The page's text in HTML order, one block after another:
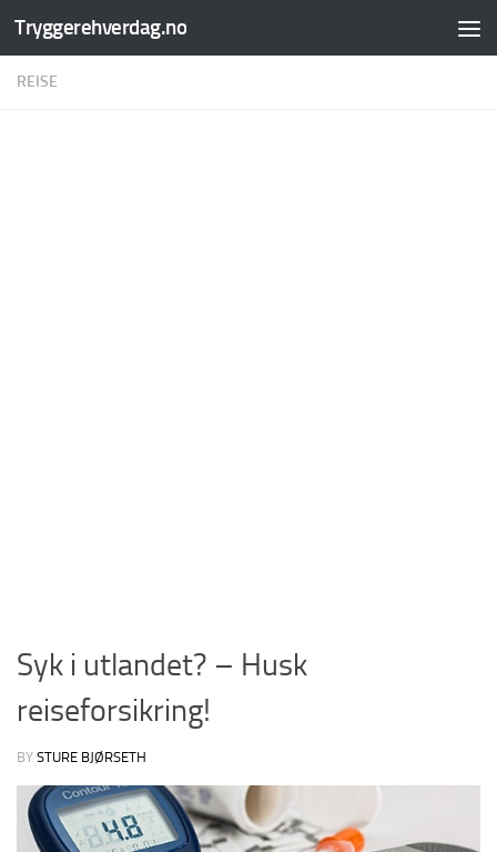
Skip to content
Tryggerehverdag.no
REISE
Syk i utlandet? – Husk
reiseforsikring!
BY STURE BJØRSETH